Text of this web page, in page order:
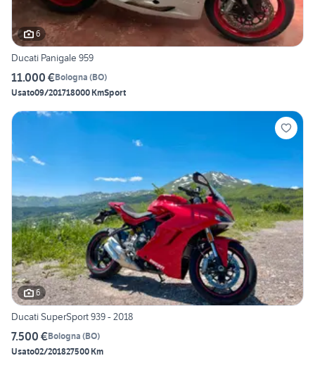
6
Ducati Panigale 959
11.000 €Bologna (BO)
Usato09/201718000 KmSport
6
Ducati SuperSport 939 - 2018
7.500 €Bologna (BO)
Usato02/201827500 Km